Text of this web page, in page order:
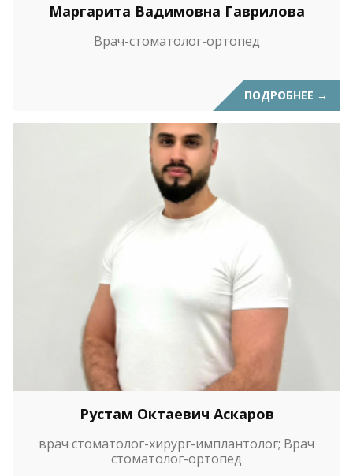
Маргарита Вадимовна Гаврилова
Врач-стоматолог-ортопед
ПОДРОБНЕЕ →
Рустам Октаевич Аскаров
врач стоматолог-хирург-имплантолог; Врач
стоматолог-ортопед